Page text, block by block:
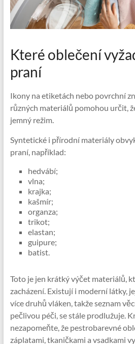
Které oblečení
praní
Ikony na etiketách nebo povrchní
různých materiálů pomohou určit,
jemný režim.
Syntetické i přírodní materiály
praní, například:
hedvábí;
vlna;
krajka;
kašmír;
organza;
trikot;
elastan;
guipure;
batist.
Toto je jen krátký výčet materiálů,
zacházení. Existují i ​​moderní látky,
více druhů vláken, takže seznam
pečlivou péči, se stále prodlužuje.
nezapomeňte, že pestrobarevné
záplatami, tkaničkami a vsadkami